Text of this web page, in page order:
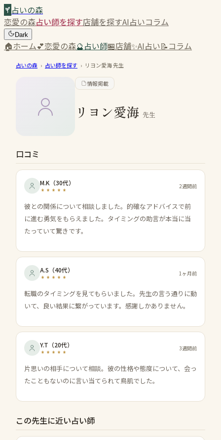
占いの森
恋愛の森占い師を探す店舗を探すAI占いコラム
Dark
🏠ホーム💕恋愛の森🔮占い師🏪店舗✨AI占い📝コラム
占いの森 › 占い師を探す › リヨン愛海先生
情報掲載
リヨン愛海 先生
口コミ
M.K （30代） 2週間前
彼との関係について相談しました。的確なアドバイスで前
に進む勇気をもらえました。タイミングの助言が本当に当
たっていて驚きです。
A.S （40代） 1ヶ月前
転職のタイミングを見てもらいました。先生の言う通りに動
いて、良い結果に繋がっています。感謝しかありません。
Y.T （20代） 3週間前
片思いの相手について相談。彼の性格や態度について、会っ
たこともないのに言い当てられて鳥肌でした。
この先生に近い占い師